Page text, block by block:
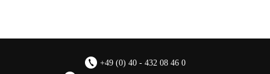
+49 (0) 40 - 432 08 46 0